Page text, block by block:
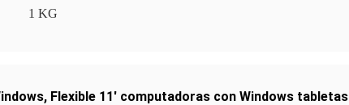
1 KG
, Flexible 11' computadoras con Windows tabletas